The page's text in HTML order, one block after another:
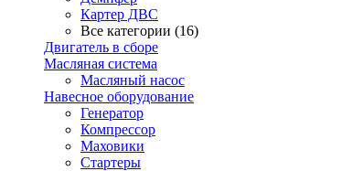
Картер ДВС
Все категории (16)
Двигатель в сборе
Масляная система
Масляный насос
Навесное оборудование
Генератор
Компрессор
Маховики
Стартеры